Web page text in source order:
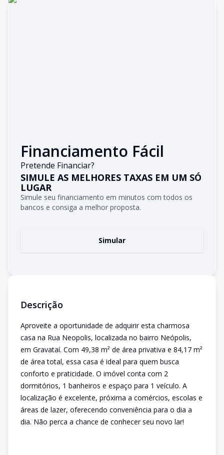
Financiamento Fácil
Pretende Financiar?
SIMULE AS MELHORES TAXAS EM UM SÓ
LUGAR
Simule seu financiamento em minutos com todos os
bancos e consiga a melhor proposta.
Simular
Descrição
Aproveite a oportunidade de adquirir esta charmosa
casa na Rua Neopolis, localizada no bairro Neópolis,
em Gravataí. Com 49,38 m² de área privativa e 84,17 m²
de área total, essa casa é ideal para quem busca
conforto e praticidade. O imóvel conta com 2
dormitórios, 1 banheiros e espaço para 1 veículo. A
localização é excelente, próxima a comércios, escolas e
áreas de lazer, oferecendo conveniência para o dia a
dia. Não perca a chance de conhecer seu novo lar!